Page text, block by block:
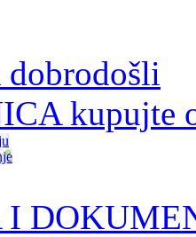
dobrodošli
kupujte
I